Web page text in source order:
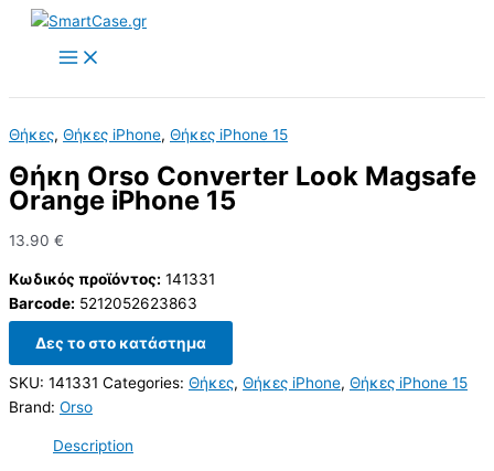
Skip
content
Θήκες, Θήκες iPhone, Θήκες iPhone 15
Θήκη Orso Converter Look Magsafe
Orange iPhone 15
13.90 €
Κωδικός προϊόντος: 141331
Barcode: 5212052623863
Δες το στο κατάστημα
SKU: 141331 Categories: Θήκες, Θήκες iPhone, Θήκες iPhone 15
Brand: Orso
Description